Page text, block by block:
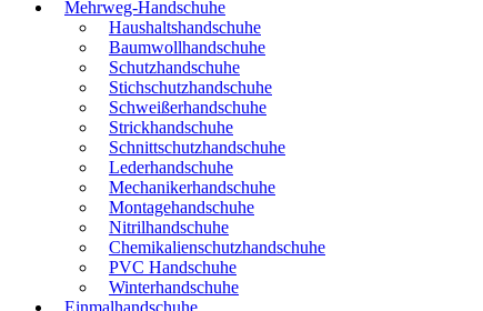
Mehrweg-Handschuhe
Haushaltshandschuhe
Baumwollhandschuhe
Schutzhandschuhe
Stichschutzhandschuhe
Schweißerhandschuhe
Strickhandschuhe
Schnittschutzhandschuhe
Lederhandschuhe
Mechanikerhandschuhe
Montagehandschuhe
Nitrilhandschuhe
Chemikalienschutzhandschuhe
PVC Handschuhe
Winterhandschuhe
Einmalhandschuhe